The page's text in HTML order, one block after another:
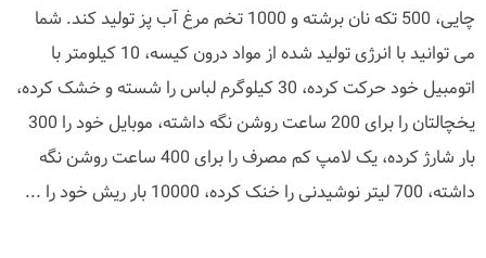
چایی، 500 تکه نان برشته و 1000 تخم مرغ آب پز تولید کند. شما
می توانید با انرژی تولید شده از مواد درون کیسه، 10 کیلومتر با
اتومبیل خود حرکت کرده، 30 کیلوگرم لباس را شسته و خشک کرده،
یخچالتان را برای 200 ساعت روشن نگه داشته، موبایل خود را 300
بار شارژ کرده، یک لامپ کم مصرف را برای 400 ساعت روشن نگه
داشته، 700 لیتر نوشیدنی را خنک کرده، 10000 بار ریش خود را ...